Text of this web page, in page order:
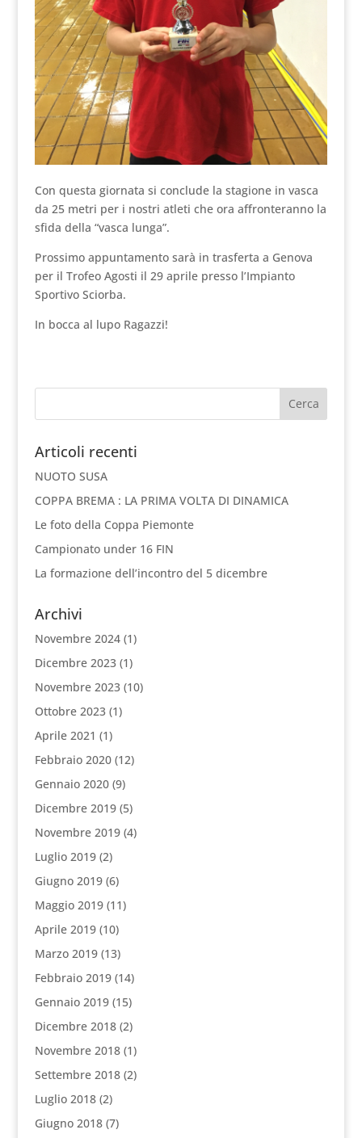
Con questa giornata si conclude la stagione in vasca
da 25 metri per i nostri atleti che ora affronteranno la
sfida della “vasca lunga”.
Prossimo appuntamento sarà in trasferta a Genova
per il Trofeo Agosti il 29 aprile presso l’Impianto
Sportivo Sciorba.
In bocca al lupo Ragazzi!
Articoli recenti
NUOTO SUSA
COPPA BREMA : LA PRIMA VOLTA DI DINAMICA
Le foto della Coppa Piemonte
Campionato under 16 FIN
La formazione dell’incontro del 5 dicembre
Archivi
Novembre 2024(1)
Dicembre 2023(1)
Novembre 2023(10)
Ottobre 2023(1)
Aprile 2021 (1)
Febbraio 2020(12)
Gennaio 2020(9)
Dicembre 2019(5)
Novembre 2019(4)
Luglio 2019(2)
Giugno 2019(6)
Maggio 2019(11)
Aprile 2019(10)
Marzo 2019(13)
Febbraio 2019(14)
Gennaio 2019(15)
Dicembre 2018(2)
Novembre 2018(1)
Settembre 2018(2)
Luglio 2018(2)
Giugno 2018(7)